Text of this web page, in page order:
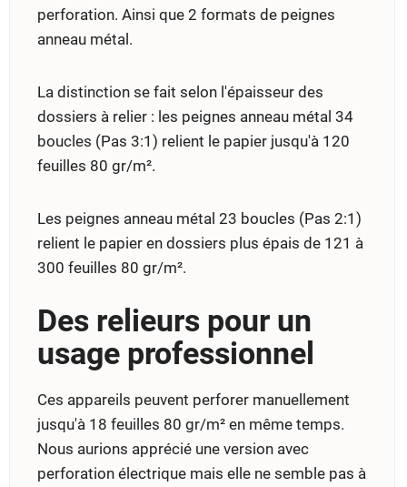
perforation. Ainsi que 2 formats de peignes
anneau métal.
La distinction se fait selon l'épaisseur des
dossiers à relier : les peignes anneau métal 34
boucles (Pas 3:1) relient le papier jusqu'à 120
feuilles 80 gr/m².
Les peignes anneau métal 23 boucles (Pas 2:1)
relient le papier en dossiers plus épais de 121 à
300 feuilles 80 gr/m².
Des relieurs pour un
usage professionnel
Ces appareils peuvent perforer manuellement
jusqu'à 18 feuilles 80 gr/m² en même temps.
Nous aurions apprécié une version avec
perforation électrique mais elle ne semble pas à